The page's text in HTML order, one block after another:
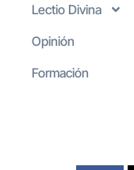
Lectio Divina
Opinión
Formación